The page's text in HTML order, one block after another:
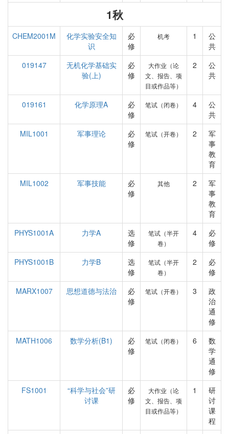
1秋
CHEM2001M
化学实验安全知
识
必
修
机考 1
公
共
019147
无机化学基础实
验(上)
必
修
大作业（论
文、报告、项
目或作品等）
2
公
共
019161 化学原理A
必
修
笔试（闭卷） 4
公
共
MIL1001
军事理论
必
修
笔试（开卷） 2
军
事
教
育
MIL1002
军事技能
必
修
其他 2
军
事
教
育
PHYS1001A
力学A
选
修
笔试（半开
卷）
4
必
修
PHYS1001B
力学B
选
修
笔试（半开
卷）
2
必
修
MARX1007
思想道德与法治
必
修
笔试（开卷） 3
政
治
通
修
MATH1006
数学分析(B1)
必
修
笔试（闭卷） 6
数
学
通
修
FS1001
“科学与社会”研
讨课
必
修
大作业（论
文、报告、项
目或作品等）
1
研
讨
课
程